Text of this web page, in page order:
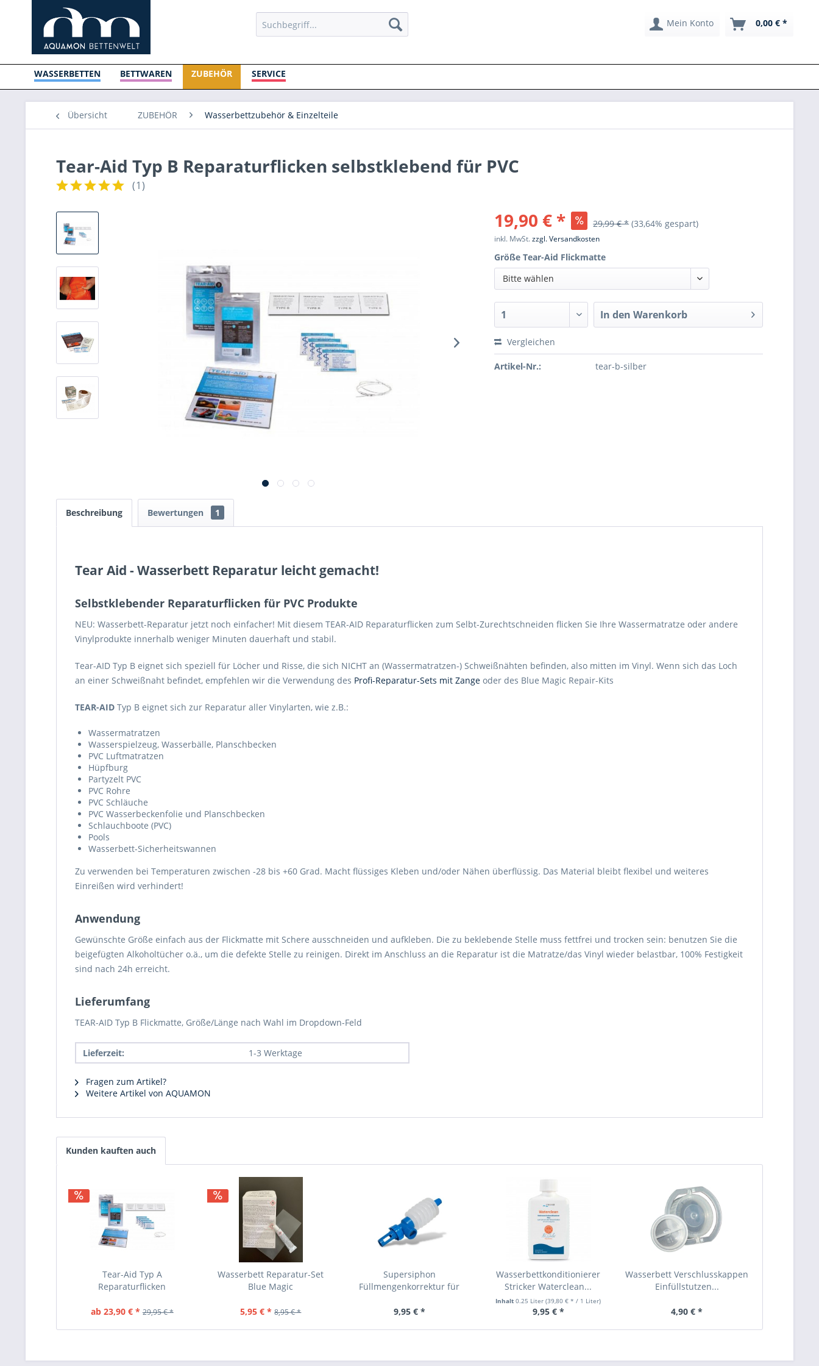
Mein Konto 0,00 € *
WASSERBETTEN BETTWAREN ZUBEHÖR SERVICE
Übersicht ZUBEHÖR Wasserbettzubehör & Einzelteile
Tear-Aid Typ B Reparaturflicken selbstklebend für PVC
(1)
19,90 € * 29,99 € * (33,64% gespart)
inkl. MwSt.zzgl. Versandkosten
Größe Tear-Aid Flickmatte
Bitte wählen
In den Warenkorb
Vergleichen
Artikel-Nr.: tear-b-silber
Beschreibung Bewertungen 1
Tear Aid - Wasserbett Reparatur leicht gemacht!
Selbstklebender Reparaturflicken für PVC Produkte
NEU: Wasserbett-Reparatur jetzt noch einfacher! Mit diesem TEAR-AID Reparaturflicken zum Selbt-Zurechtschneiden flicken Sie Ihre Wassermatratze oder andere
Vinylprodukte innerhalb weniger Minuten dauerhaft und stabil.
Tear-AID Typ B eignet sich speziell für Löcher und Risse, die sich NICHT an (Wassermatratzen-) Schweißnähten befinden, also mitten im Vinyl. Wenn sich das Loch
an einer Schweißnaht befindet, empfehlen wir die Verwendung des Profi-Reparatur-Sets mit Zange oder des Blue Magic Repair-Kits
TEAR-AID Typ B eignet sich zur Reparatur aller Vinylarten, wie z.B.:
Wassermatratzen
Wasserspielzeug, Wasserbälle, Planschbecken
PVC Luftmatratzen
Hüpfburg
Partyzelt PVC
PVC Rohre
PVC Schläuche
PVC Wasserbeckenfolie und Planschbecken
Schlauchboote (PVC)
Pools
Wasserbett-Sicherheitswannen
Zu verwenden bei Temperaturen zwischen -28 bis +60 Grad. Macht flüssiges Kleben und/oder Nähen überflüssig. Das Material bleibt flexibel und weiteres
Einreißen wird verhindert!
Anwendung
Gewünschte Größe einfach aus der Flickmatte mit Schere ausschneiden und aufkleben. Die zu beklebende Stelle muss fettfrei und trocken sein: benutzen Sie die
beigefügten Alkoholtücher o.ä., um die defekte Stelle zu reinigen. Direkt im Anschluss an die Reparatur ist die Matratze/das Vinyl wieder belastbar, 100% Festigkeit
sind nach 24h erreicht.
Lieferumfang
TEAR-AID Typ B Flickmatte, Größe/Länge nach Wahl im Dropdown-Feld
Lieferzeit: 1-3 Werktage
Fragen zum Artikel?
Weitere Artikel von AQUAMON
Kunden kauften auch
Tear-Aid Typ A
Reparaturflicken
ab 23,90 € * 29,95 € *
Wasserbett Reparatur-Set
Blue Magic
5,95 € * 8,95 € *
Supersiphon
Füllmengenkorrektur für
9,95 € *
Wasserbettkonditionierer
Stricker Waterclean...
Inhalt0.25 Liter(39,80 € * / 1 Liter)
9,95 € *
Wasserbett Verschlusskappen
Einfüllstutzen...
4,90 € *